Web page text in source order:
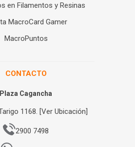
en Filamentos y Resinas
MacroCard Gamer
MacroPuntos
CONTACTO
Plaza Cagancha
1168. [Ver Ubicación]
2900 7498